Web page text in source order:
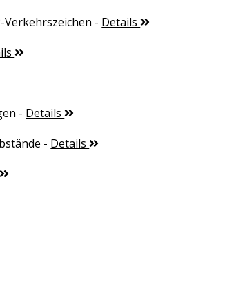
Verkehrszeichen - Details
- Details
- Details